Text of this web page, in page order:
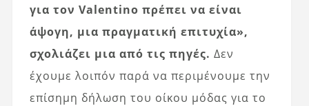
για τον Valentino πρέπει να είναι
άψογη, μια πραγματική επιτυχία»,
σχολιάζει μια από τις πηγές. Δεν
έχουμε λοιπόν παρά να περιμένουμε την
επίσημη δήλωση του οίκου μόδας για το